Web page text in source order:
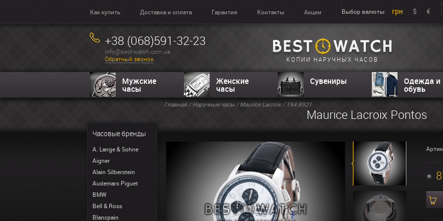
Как купить Доставка и оплата Гарантия Контакты Акции Выбор валюты: грн $ €
+38 (068)591-32-23
info@best-watch.com.ua
Обратный звонок
КОПИИ НАРУЧНЫХ ЧАСОВ
Мужские
часы
Женские
часы
Сувениры Одежда и
обувь
Часовые бренды
A. Lange & Sohne
Aigner
Alain Silberstein
Audemars Piguet
BMW
Bell & Ross
Blancpain
Главная/Наручные часы/Maurice Lacroix/ 194.8921
Maurice Lacroix Pontos